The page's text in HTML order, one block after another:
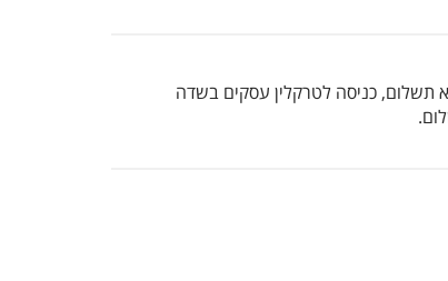
ו-2 מזוודות, שינויים בכרטיס ללא תשלום, כניסה לטרקלין עסקים בשדה